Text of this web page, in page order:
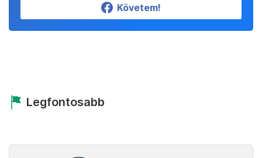
Követem!
Legfontosabb